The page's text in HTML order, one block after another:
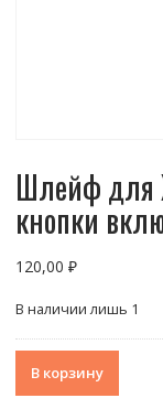
Шлейф для
кнопки
120,00 ₽
В наличии лишь 1
товара
В корзину